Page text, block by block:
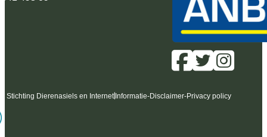
Stichting Dierenasiels en Internet Informatie-Disclaimer-Privacy policy